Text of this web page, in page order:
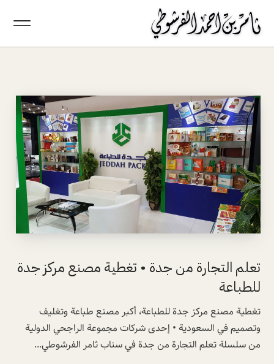
تعلم التجارة من جدة • تغطية مصنع مركز جدة
للطباعة
تغطية مصنع مركز جدة للطباعة، أكبر مصنع طباعة وتغليف
وتصميم في السعودية • إحدى شركات مجموعة الراجحي الدولية
من سلسلة تعلم التجارة من جدة في سناب ثامر الفرشوطي...